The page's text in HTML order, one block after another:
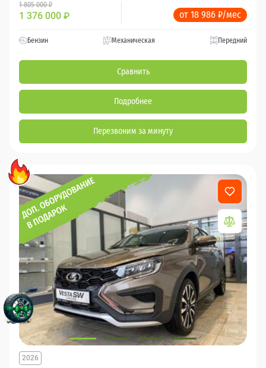
1 805 000 ₽
1 376 000 ₽ от 18 986 ₽/мес
Бензин Механическая Передний
Сравнить
Подробнее
Перезвоним за минуту
2026